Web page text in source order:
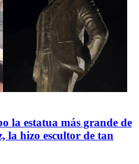
la estatua más grande de
la hizo escultor de tan